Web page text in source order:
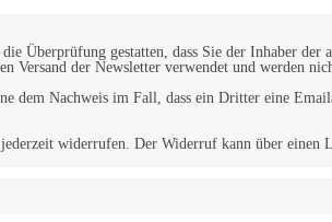
Überprüfung gestatten, dass Sie der Inhaber der
Versand der Newsletter verwendet und werden
Nachweis im Fall, dass ein Dritter eine
widerrufen. Der Widerruf kann über